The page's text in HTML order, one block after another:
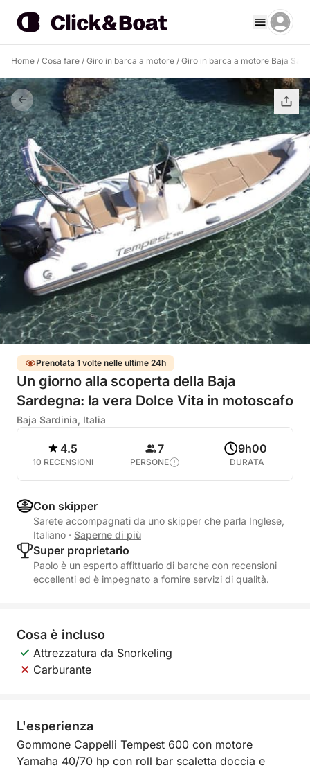
Home / Cosa fare / Giro in barca a motore / Giro in barca a motore Baja
Prenotata 1 volte nelle ultime 24h
Un giorno alla scoperta della Baja
Sardegna: la vera Dolce Vita in motoscafo
Baja Sardinia, Italia
4.5
10 RECENSIONI
7
PERSONE
9h00
DURATA
Con skipper
Sarete accompagnati da uno skipper che parla Inglese,
Italiano · Saperne di più
Super proprietario
Paolo è un esperto affittuario di barche con recensioni
eccellenti ed è impegnato a fornire servizi di qualità.
Cosa è incluso
Attrezzatura da Snorkeling
Carburante
L'esperienza
Gommone Cappelli Tempest 600 con motore
Yamaha 40/70 hp con roll bar scaletta doccia e